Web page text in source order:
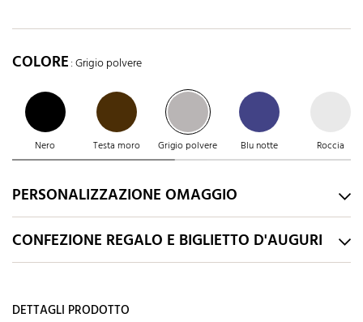
COLORE: Grigio polvere
Nero Testa moro Grigio polvere Blu notte Roccia
PERSONALIZZAZIONE OMAGGIO
CONFEZIONE REGALO E BIGLIETTO D'AUGURI
DETTAGLI PRODOTTO